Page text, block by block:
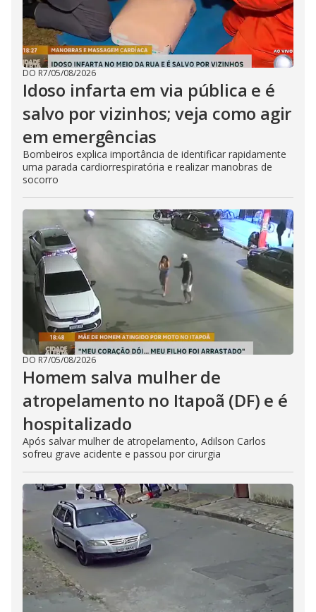
DO R7/05/08/2026
Idoso infarta em via pública e é
salvo por vizinhos; veja como agir
em emergências
Bombeiros explica importância de identificar rapidamente
uma parada cardiorrespiratória e realizar manobras de
socorro
DO R7/05/08/2026
Homem salva mulher de
atropelamento no Itapoã (DF) e é
hospitalizado
Após salvar mulher de atropelamento, Adilson Carlos
sofreu grave acidente e passou por cirurgia